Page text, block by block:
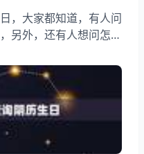
，大家都知道，有人问
另外，还有人想问怎样
知道这是怎么回事？其
就一起来看看知道阳历
帮助到大家！ 输入阳
历生日怎么算阴历生日
可以了. 2、怎样用手
换算。点击公农历换